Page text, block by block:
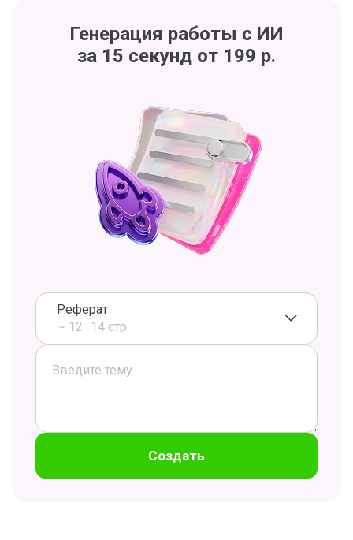
Генерация работы с ИИ
за 15 секунд от 199 р.
Реферат
~ 12–14 стр.
Создать